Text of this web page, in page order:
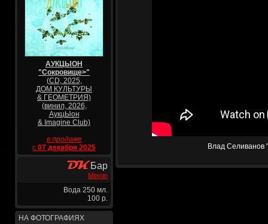
АУКЦЫОН
"Сокровище>"
(CD, 2025,
ДОМ КУЛЬТУРЫ
& ГЕОМЕТРИЯ)
(винил, 2026,
АукцЫон
& Imagine Club)
в продаже
с 07 декабря 2025
Бар
Меню
Вода 250 мл.
100 р.
НА ФОТОГРАФИЯХ
Влад Селиванов